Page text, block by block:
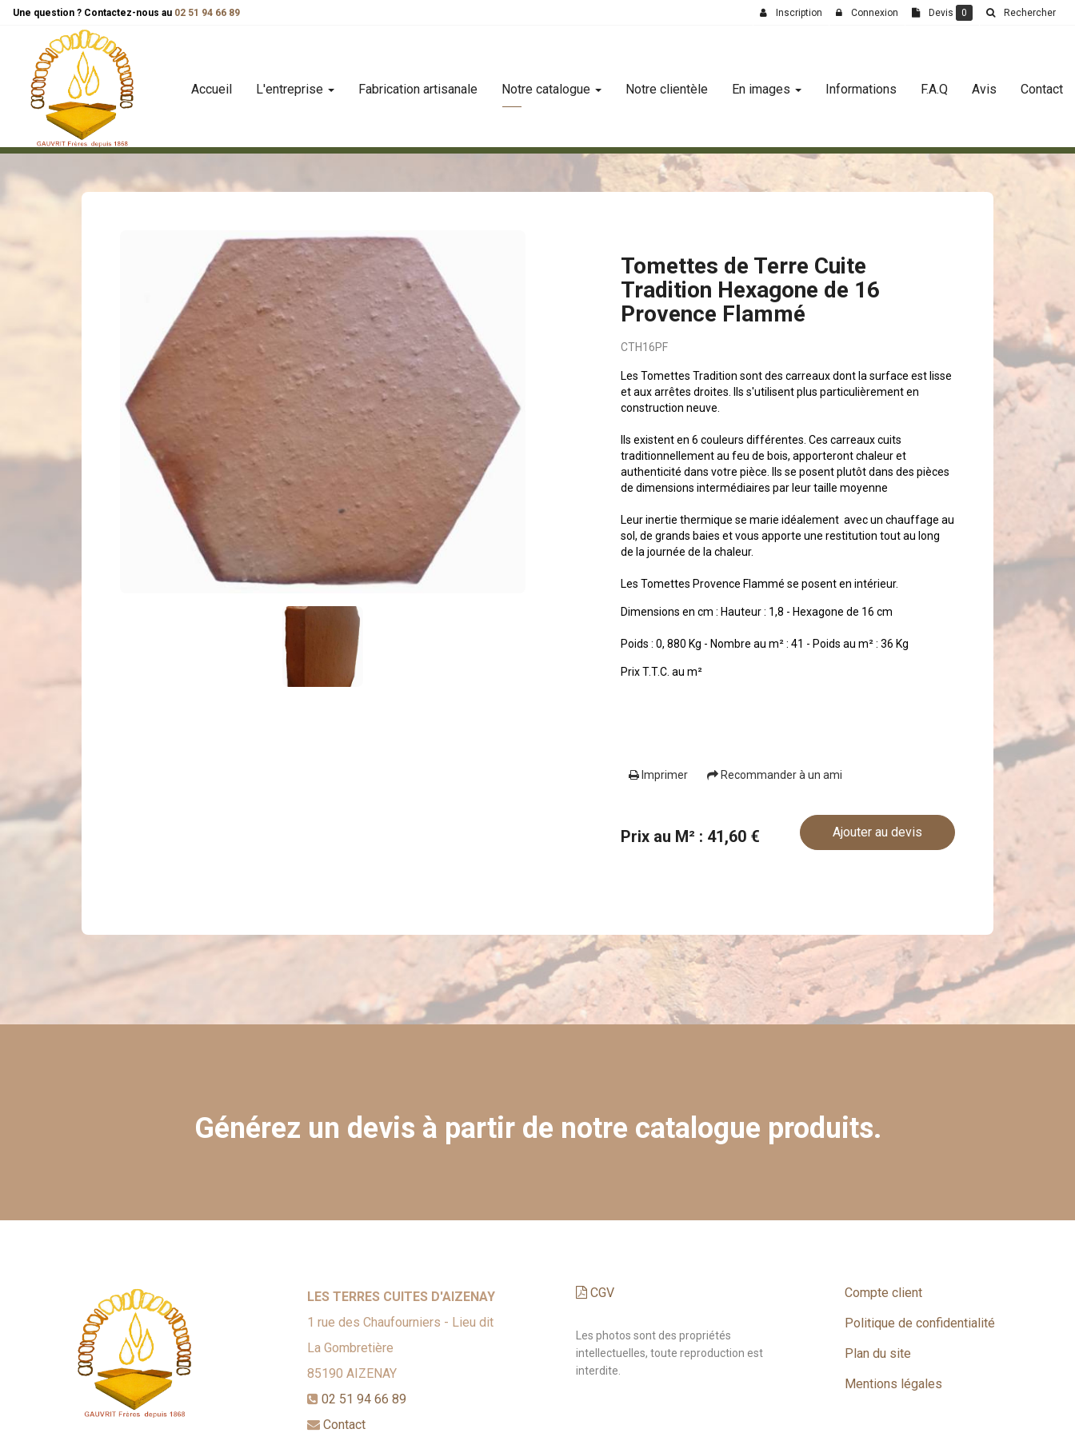
Accueil L'entreprise Fabrication artisanale Notre catalogue Notre clientèle En images Informations F.A.Q Avis Contact
carreaux carreau tradition tomettes de terre cuite tradition hexagone de 16 provence flammé
Tomettes de Terre Cuite
Tradition Hexagone de 16
Provence Flammé
CTH16PF
Les Tomettes Tradition sont des carreaux dont la surface est lisse
et aux arrêtes droites. Ils s'utilisent plus particulièrement en
construction neuve.
Ils existent en 6 couleurs différentes. Ces carreaux cuits
traditionnellement au feu de bois, apporteront chaleur et
authenticité dans votre pièce. Ils se posent plutôt dans des pièces
de dimensions intermédiaires par leur taille moyenne
Leur inertie thermique se marie idéalement avec un chauffage au
sol, de grands baies et vous apporte une restitution tout au long
de la journée de la chaleur.
Les Tomettes Provence Flammé se posent en intérieur.
Dimensions en cm : Hauteur : 1,8 - Hexagone de 16 cm
Poids : 0, 880 Kg - Nombre au m² : 41 - Poids au m² : 36 Kg
Prix T.T.C. au m²
Imprimer Recommander à un ami
Prix au M² : 41,60 € Ajouter au devis
Une question ? Contactez-nous au 02 51 94 66 89 Inscription Connexion Devis 0 Rechercher
Générez un devis à partir de notre catalogue produits.
LES TERRES CUITES D'AIZENAY
1 rue des Chaufourniers - Lieu dit
La Gombretière
85190 AIZENAY
02 51 94 66 89
Contact
CGV
Les photos sont des propriétés
intellectuelles, toute reproduction est
interdite.
Compte client
Politique de confidentialité
Plan du site
Mentions légales
Panneau de gestion des cookies